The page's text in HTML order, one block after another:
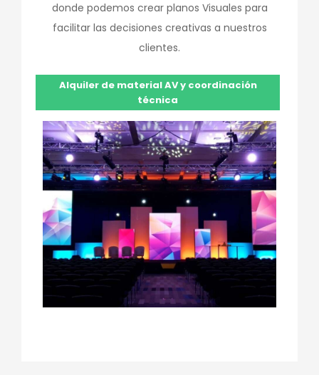
donde podemos crear planos Visuales para
facilitar las decisiones creativas a nuestros
clientes.
Alquiler de material AV y coordinación
técnica